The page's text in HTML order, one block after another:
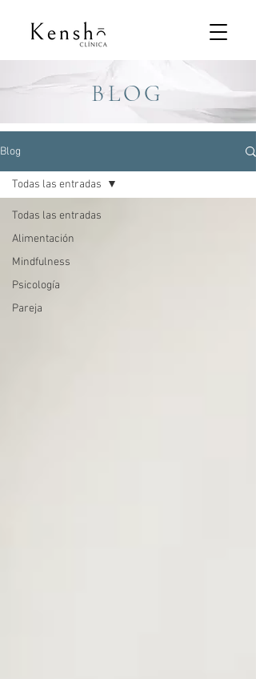
BLOG
Blog
Todas las entradas
Alimentación
Mindfulness
Psicología
Pareja
Todas las entradas